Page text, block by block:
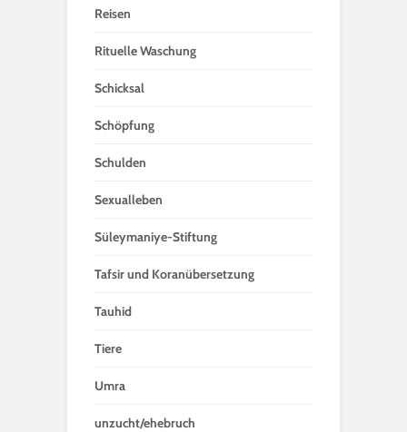
Reisen
Rituelle Waschung
Schicksal
Schöpfung
Schulden
Sexualleben
Süleymaniye-Stiftung
Tafsir und Koranübersetzung
Tauhid
Tiere
Umra
unzucht/ehebruch